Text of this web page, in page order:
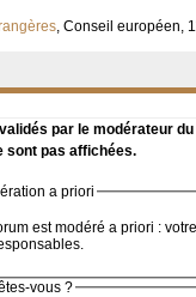
, Conseil européen,
par le modérateur
sont pas affichées.
a priori
est modéré a priori :
vous ?